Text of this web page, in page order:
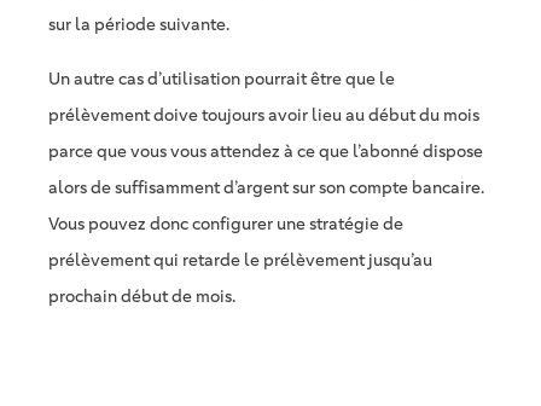
sur la période suivante.
Un autre cas d’utilisation pourrait être que le
prélèvement doive toujours avoir lieu au début du mois
parce que vous vous attendez à ce que l’abonné dispose
alors de suffisamment d’argent sur son compte bancaire.
Vous pouvez donc configurer une stratégie de
prélèvement qui retarde le prélèvement jusqu’au
prochain début de mois.